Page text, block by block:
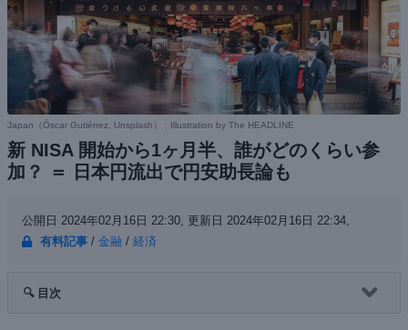
Japan（Óscar Gutiérrez, Unsplash ） , Illustration by The HEADLINE
新 NISA 開始から1ヶ月半、誰がどのくらい参
加？ ＝ 日本円流出で円安助長論も
公開日 2024年02月16日 22:30, 更新日 2024年02月16日 22:34,
有料記事 / 金融 / 経済
🔍 目次